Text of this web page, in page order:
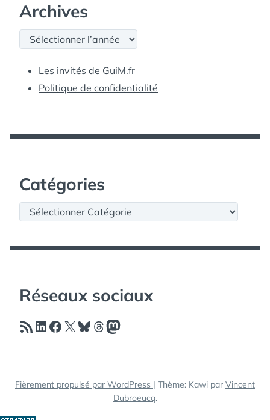
Archives
Archives
Les invités de GuiM.fr
Politique de confidentialité
Catégories
Catégories
Réseaux sociaux
Flux RSSLinkedIn
Facebook
X Bluesky
Threads
Mastodon
Fièrement propulsé par WordPress | Thème: Kawi par Vincent
Dubroeucq.